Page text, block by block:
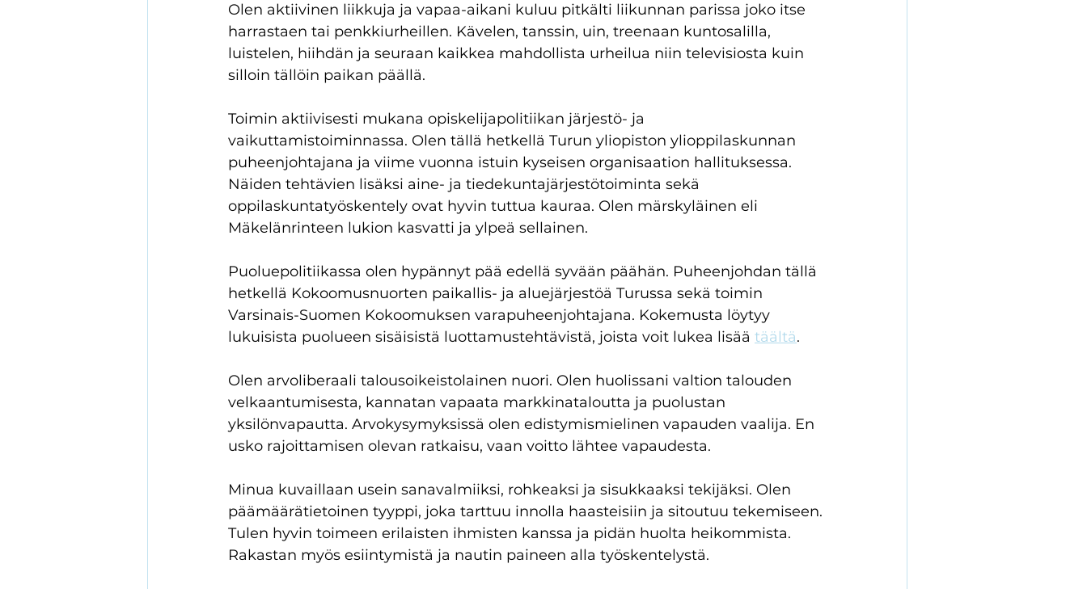
Olen aktiivinen liikkuja ja vapaa-aikani kuluu pitkälti liikunnan parissa joko itse
harrastaen tai penkkiurheillen. Kävelen, tanssin, uin, treenaan kuntosalilla,
luistelen, hiihdän ja seuraan kaikkea mahdollista urheilua niin televisiosta kuin
silloin tällöin paikan päällä.
Toimin aktiivisesti mukana opiskelijapolitiikan järjestö- ja
vaikuttamistoiminnassa. Olen tällä hetkellä Turun yliopiston ylioppilaskunnan
puheenjohtajana ja viime vuonna istuin kyseisen organisaation hallituksessa.
Näiden tehtävien lisäksi aine- ja tiedekuntajärjestötoiminta sekä
oppilaskuntatyöskentely ovat hyvin tuttua kauraa. Olen märskyläinen eli
Mäkelänrinteen lukion kasvatti ja ylpeä sellainen.
Puoluepolitiikassa olen hypännyt pää edellä syvään päähän. Puheenjohdan tällä
hetkellä Kokoomusnuorten paikallis- ja aluejärjestöä Turussa sekä toimin
Varsinais-Suomen Kokoomuksen varapuheenjohtajana. Kokemusta löytyy
lukuisista puolueen sisäisistä luottamustehtävistä, joista voit lukea lisää täältä.
Olen arvoliberaali talousoikeistolainen nuori. Olen huolissani valtion talouden
velkaantumisesta, kannatan vapaata markkinataloutta ja puolustan
yksilönvapautta. Arvokysymyksissä olen edistymismielinen vapauden vaalija. En
usko rajoittamisen olevan ratkaisu, vaan voitto lähtee vapaudesta.
Minua kuvaillaan usein sanavalmiiksi, rohkeaksi ja sisukkaaksi tekijäksi. Olen
päämäärätietoinen tyyppi, joka tarttuu innolla haasteisiin ja sitoutuu tekemiseen.
Tulen hyvin toimeen erilaisten ihmisten kanssa ja pidän huolta heikommista.
Rakastan myös esiintymistä ja nautin paineen alla työskentelystä.